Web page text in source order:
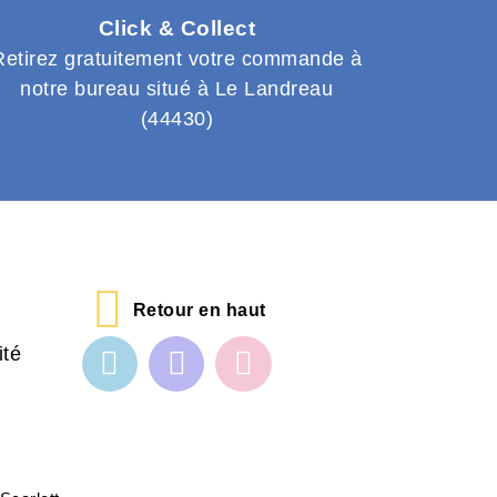
Click & Collect
gratuitement votre commande à
notre bureau situé à Le Landreau
(44430)
Retour en haut